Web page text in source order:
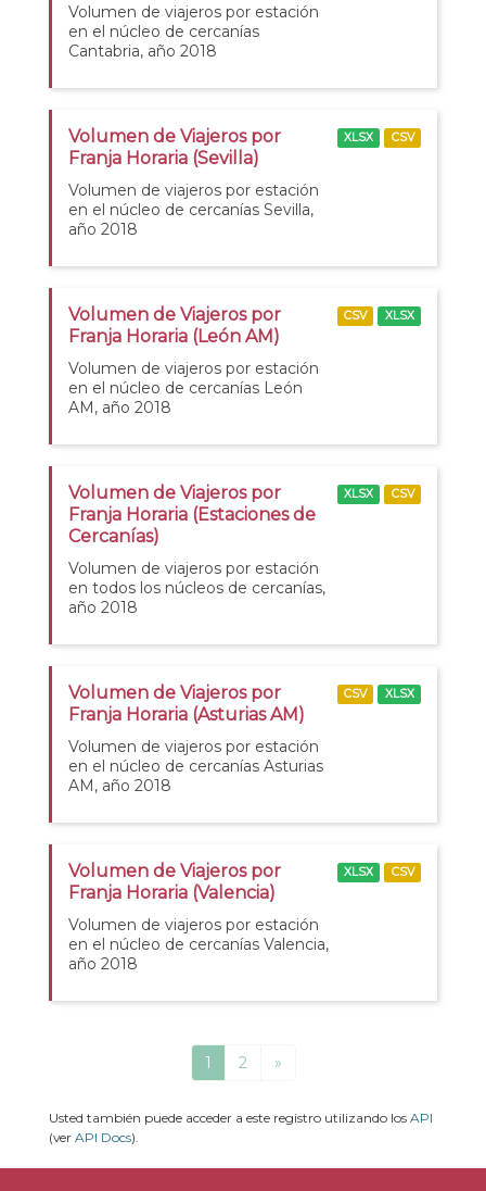
Volumen de viajeros por estación
en el núcleo de cercanías
Cantabria, año 2018
Volumen de Viajeros por
Franja Horaria (Sevilla)
Volumen de viajeros por estación
en el núcleo de cercanías Sevilla,
año 2018
XLSX CSV
Volumen de Viajeros por
Franja Horaria (León AM)
Volumen de viajeros por estación
en el núcleo de cercanías León
AM, año 2018
CSV XLSX
Volumen de Viajeros por
Franja Horaria (Estaciones de
Cercanías)
Volumen de viajeros por estación
en todos los núcleos de cercanías,
año 2018
XLSX CSV
Volumen de Viajeros por
Franja Horaria (Asturias AM)
Volumen de viajeros por estación
en el núcleo de cercanías Asturias
AM, año 2018
CSV XLSX
Volumen de Viajeros por
Franja Horaria (Valencia)
Volumen de viajeros por estación
en el núcleo de cercanías Valencia,
año 2018
XLSX CSV
1 2 »
Usted también puede acceder a este registro utilizando los API
(ver API Docs).